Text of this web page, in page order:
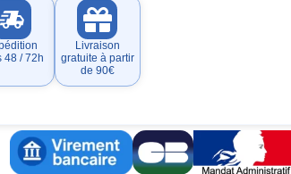
48 / 72h
Livraison
gratuite à partir
de 90€